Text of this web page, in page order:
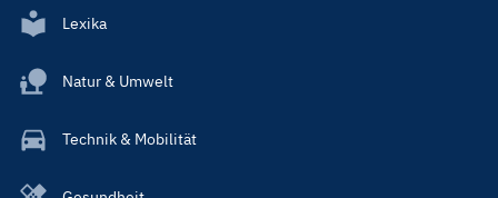
Lexika
Natur & Umwelt
Technik & Mobilität